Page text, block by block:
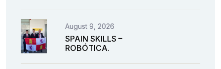
August 9, 2026
SPAIN SKILLS –
ROBÓTICA.